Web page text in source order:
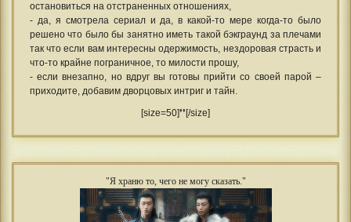
остановиться на отстраненных отношениях,
- да, я смотрела сериал и да, в какой-то мере когда-то было
решено что было бы занятно иметь такой бэкграунд за плечами
так что если вам интересны одержимость, нездоровая страсть и
что-то крайне пограничное, то милости прошу,
- если внезапно, но вдруг вы готовы прийти со своей парой –
приходите, добавим дворцовых интриг и тайн.
[size=50]❜❜[/size]
"Я храню то, чего не могу сказать."